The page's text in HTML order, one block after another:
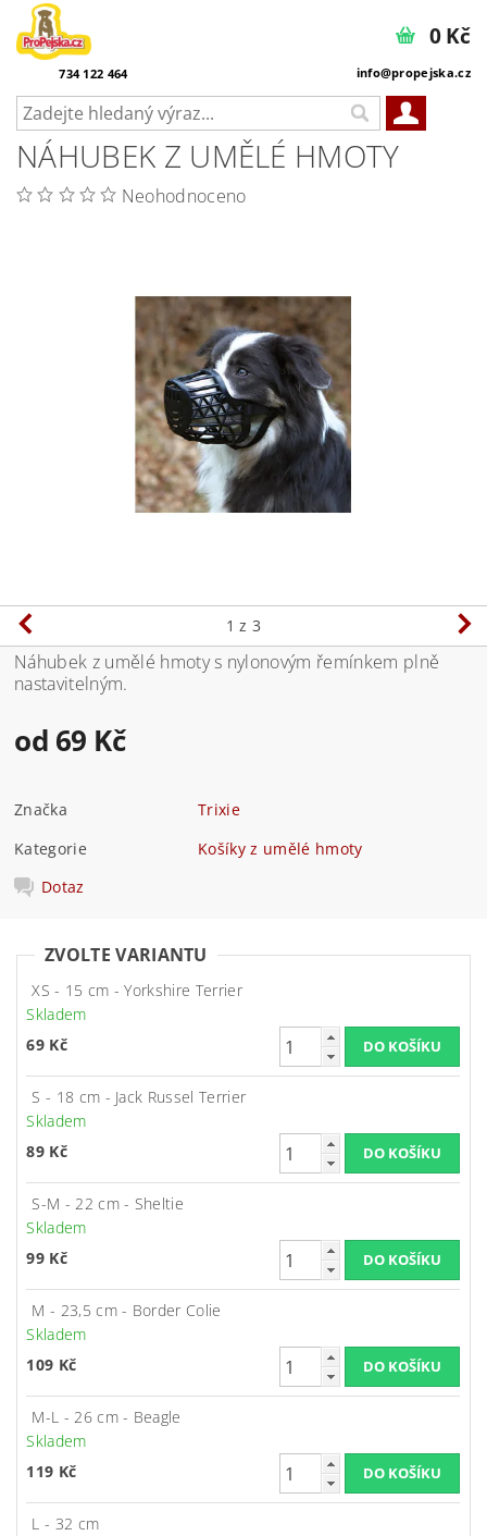
734 122 464 info@propejska.cz
0 Kč
NÁHUBEK Z UMĚLÉ HMOTY
Neohodnoceno
1 z 3
Náhubek z umělé hmoty s nylonovým řemínkem plně
nastavitelným.
od 69 Kč
Značka
Trixie
Kategorie
Košíky z umělé hmoty
Dotaz
ZVOLTE VARIANTU
XS - 15 cm - Yorkshire Terrier
Skladem
69 Kč
S - 18 cm - Jack Russel Terrier
Skladem
89 Kč
S-M - 22 cm - Sheltie
Skladem
99 Kč
M - 23,5 cm - Border Colie
Skladem
109 Kč
M-L - 26 cm - Beagle
Skladem
119 Kč
L - 32 cm